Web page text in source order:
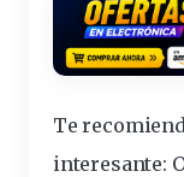
Te
interesante: